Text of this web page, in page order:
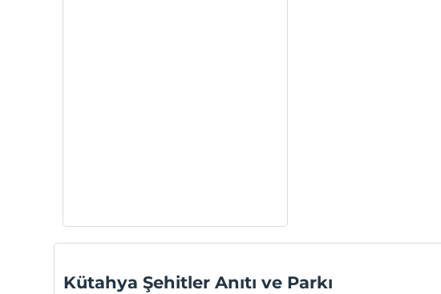
Kütahya Şehitler Anıtı ve Parkı